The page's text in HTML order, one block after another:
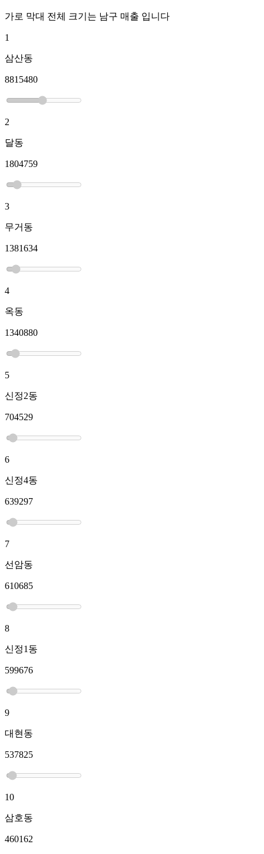
가로 막대 전체 크기는 남구 매출 입니다
1
삼산동
8815480
2
달동
1804759
3
무거동
1381634
4
옥동
1340880
5
신정2동
704529
6
신정4동
639297
7
선암동
610685
8
신정1동
599676
9
대현동
537825
10
삼호동
460162